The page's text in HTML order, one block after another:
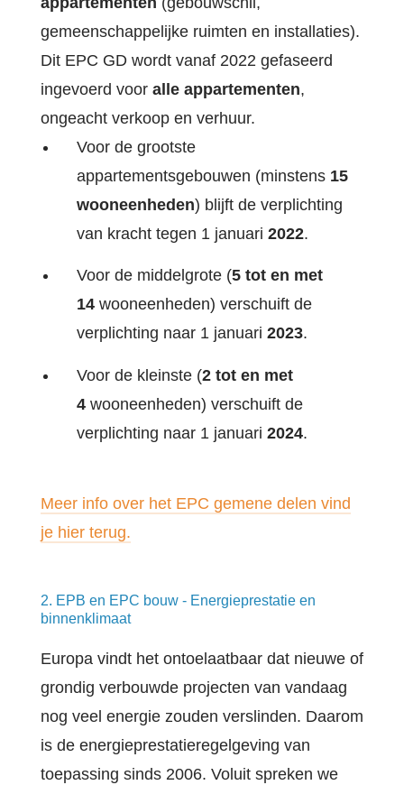
gemeenschappelijke ruimten en installaties).
Dit EPC GD wordt vanaf 2022 gefaseerd
ingevoerd voor alle appartementen,
ongeacht verkoop en verhuur.
Voor de grootste
appartementsgebouwen (minstens 15
wooneenheden) blijft de verplichting
van kracht tegen 1 januari 2022.
Voor de middelgrote (5 tot en met
14wooneenheden) verschuift de
verplichting naar 1 januari 2023.
Voor de kleinste (2 tot en met
4wooneenheden) verschuift de
verplichting naar 1 januari 2024.
Meer info over het EPC gemene delen vind
je hier terug.
2. EPB en EPC bouw - Energieprestatie en
binnenklimaat
Europa vindt het ontoelaatbaar dat nieuwe of
grondig verbouwde projecten van vandaag
nog veel energie zouden verslinden. Daarom
is de energieprestatieregelgeving van
toepassing sinds 2006. Voluit spreken we